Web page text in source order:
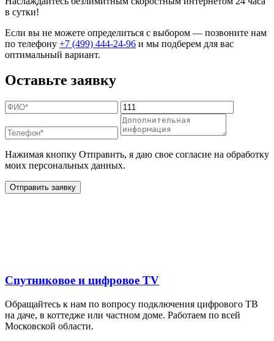
в сутки!
Если вы не можете определиться с выбором — позвоните нам
по телефону +7 (499) 444-24-96 и мы подберем для вас
оптимальный вариант.
Оставьте заявку
Нажимая кнопку Отправить, я даю свое согласие на обработку
моих персональных данных.
Отправить заявку
Спутниковое и цифровое TV
Обращайтесь к нам по вопросу подключения цифрового ТВ
на даче, в коттедже или частном доме. Работаем по всей
Московской области.